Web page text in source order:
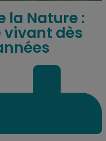
la Nature :
vivant dès